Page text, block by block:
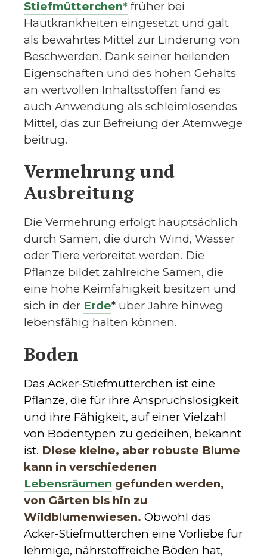
Stiefmütterchen* früher bei
Hautkrankheiten eingesetzt und galt
als bewährtes Mittel zur Linderung von
Beschwerden. Dank seiner heilenden
Eigenschaften und des hohen Gehalts
an wertvollen Inhaltsstoffen fand es
auch Anwendung als schleimlösendes
Mittel, das zur Befreiung der Atemwege
beitrug.
Vermehrung und
Ausbreitung
Die Vermehrung erfolgt hauptsächlich
durch Samen, die durch Wind, Wasser
oder Tiere verbreitet werden. Die
Pflanze bildet zahlreiche Samen, die
eine hohe Keimfähigkeit besitzen und
sich in der Erde* über Jahre hinweg
lebensfähig halten können.
Boden
Das Acker-Stiefmütterchen ist eine
Pflanze, die für ihre Anspruchslosigkeit
und ihre Fähigkeit, auf einer Vielzahl
von Bodentypen zu gedeihen, bekannt
ist. Diese kleine, aber robuste Blume
kann in verschiedenen
Lebensräumen gefunden werden,
von Gärten bis hin zu
Wildblumenwiesen. Obwohl das
Acker-Stiefmütterchen eine Vorliebe für
lehmige, nährstoffreiche Böden hat,